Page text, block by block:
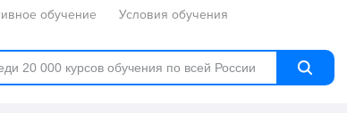
обучение Условия обучения